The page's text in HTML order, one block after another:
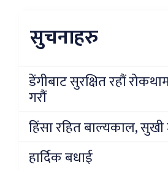
सुचनाहरु
डेंगीबाट सुरक्षित रहौं
गरौं
हिंसा रहित बाल्यकाल,
हार्दिक बधाई